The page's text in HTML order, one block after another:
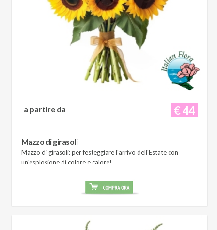
€ 44
a partire da
Mazzo di girasoli
Mazzo di girasoli: per festeggiare l'arrivo dell'Estate con
un'esplosione di colore e calore!